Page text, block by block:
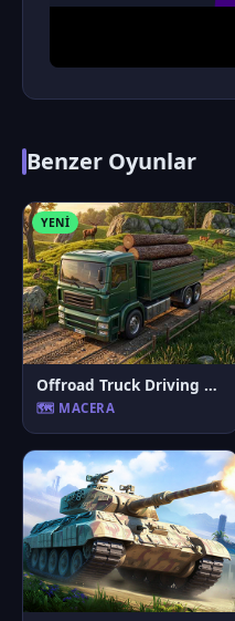
Benzer Oyunlar
YENI
Offroad Truck Driving Game
🗺️ MACERA